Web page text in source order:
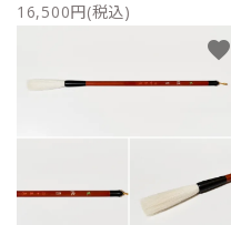
16,500円(税込)
favorite